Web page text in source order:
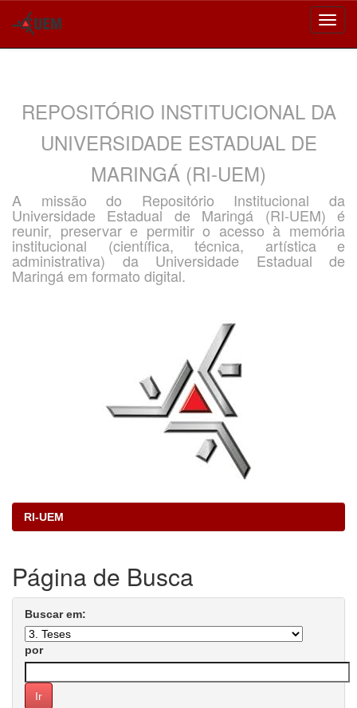
REPOSITÓRIO INSTITUCIONAL DA
UNIVERSIDADE ESTADUAL DE
MARINGÁ (RI-UEM)
A missão do Repositório Institucional da
Universidade Estadual de Maringá (RI-UEM) é
reunir, preservar e permitir o acesso à memória
institucional (científica, técnica, artística e
administrativa) da Universidade Estadual de
Maringá em formato digital.
RI-UEM
Página de Busca
Buscar em:
por